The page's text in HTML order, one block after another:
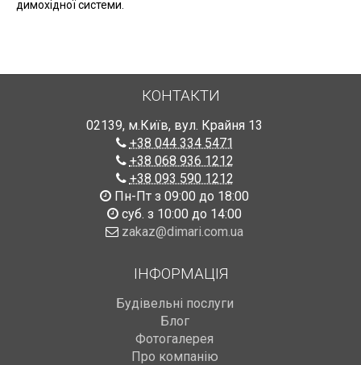
димохідної системи.
КОНТАКТИ
02139, м.Київ, вул. Крайня 13
+38 044 334 5471
+38 068 936 1212
+38 093 590 1212
Пн-Пт з 09:00 до 18:00
суб. з 10:00 до 14:00
zakaz@dimari.com.ua
ІНФОРМАЦІЯ
Будівельні послуги
Блог
Фотогалерея
Про компанію